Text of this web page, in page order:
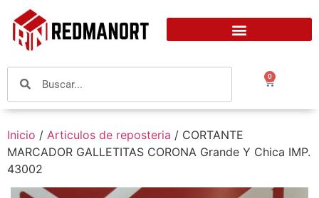
0
Inicio / Articulos de reposteria / CORTANTE
MARCADOR GALLETITAS CORONA Grande Y Chica IMP.
43002